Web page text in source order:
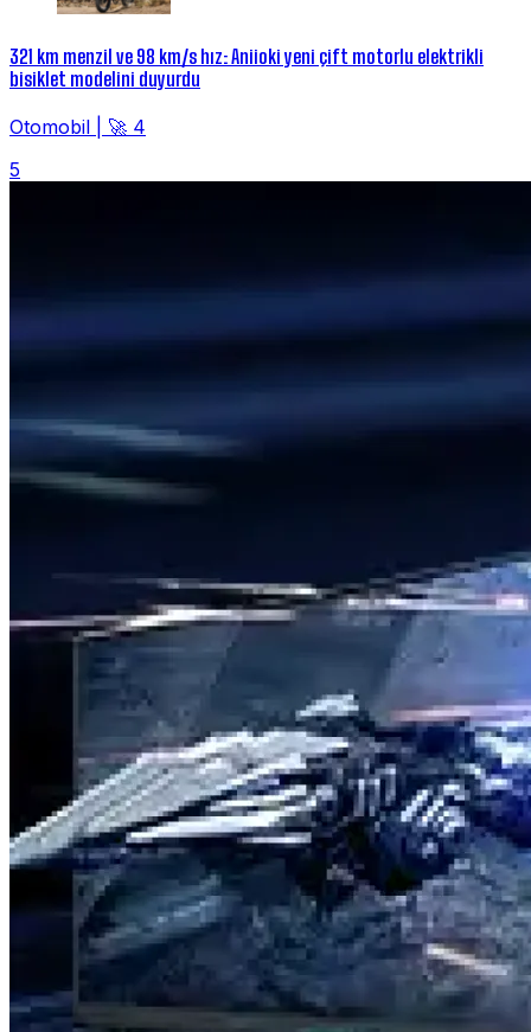
321 km menzil ve 98 km/s hız: Aniioki yeni çift motorlu elektrikli
bisiklet modelini duyurdu
Otomobil
🚀 4
5